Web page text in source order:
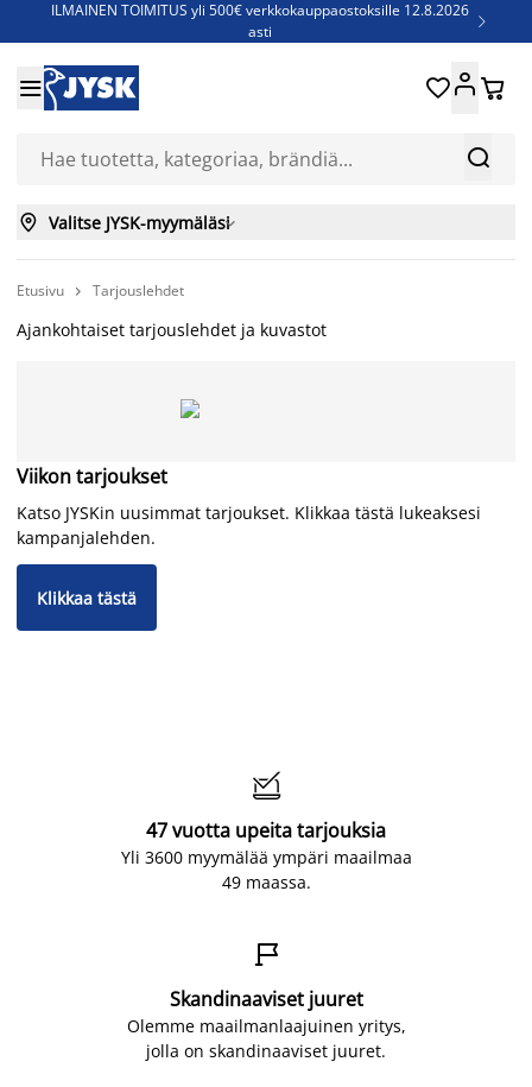
ILMAINEN TOIMITUS yli 500€ verkkokauppaostoksille 12.8.2026
asti

Jenkkisänkyjä - Säästä jopa 60%


 
 Valitse JYSK-myymäläsi
Etusivu  Tarjouslehdet
Ajankohtaiset tarjouslehdet ja kuvastot
Viikon tarjoukset
Katso JYSKin uusimmat tarjoukset. Klikkaa tästä lukeaksesi
kampanjalehden.
Klikkaa tästä

47 vuotta upeita tarjouksia
Yli 3600 myymälää ympäri maailmaa
49 maassa.

Skandinaaviset juuret
Olemme maailmanlaajuinen yritys,
jolla on skandinaaviset juuret.